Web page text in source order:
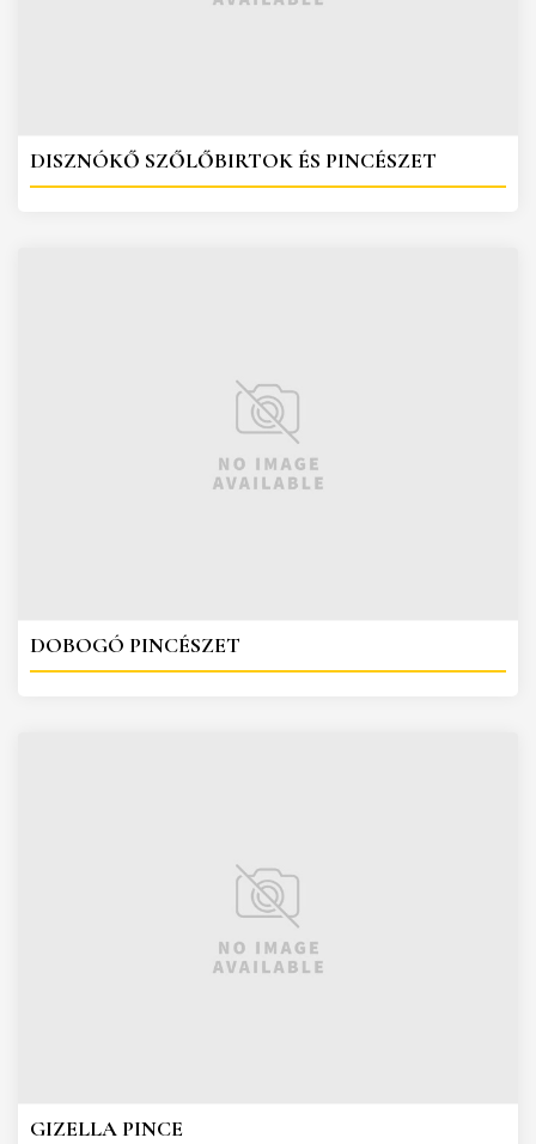
DISZNÓKŐ SZŐLŐBIRTOK ÉS PINCÉSZET
DOBOGÓ PINCÉSZET
GIZELLA PINCE